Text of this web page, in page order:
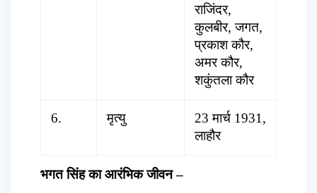
राजिंदर,
कुलबीर, जगत,
प्रकाश कौर,
अमर कौर,
शकुंतला कौर
6. मृत्यु
23 मार्च 1931,
लाहौर
भगत सिंह का आरंभिक जीवन–